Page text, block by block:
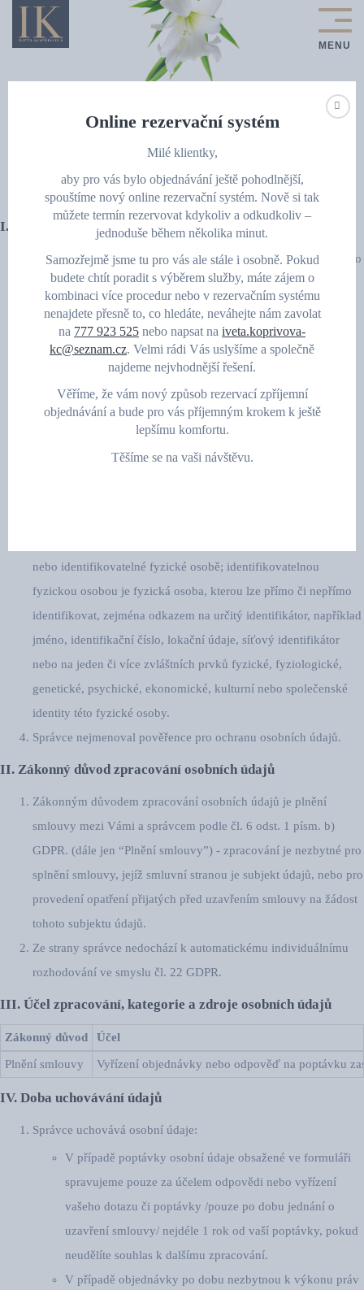
Podmínky ochrany osobních
údajů
I. Základní ustanovení
Správcem osobních údajů podle čl. 4 bod 7 nařízení Evropského
parlamentu a Rady (EU) 2016/679 o ochraně fyzických osob v
souvislosti se zpracováním osobních údajů a o volném pohybu
těchto údajů (dále jen: „GDPR”) je Make-up technologies s.r.o.,
Ostřešanská 75, Nemošice, 53003 Pardubice , IČ:04524314
Kontaktní údaje správce jsou:
adresa: Make-up technologies s.r.o., Ostřešanská 75,
Nemošice, 53003 Pardubice
nebo identifikovatelné fyzické osobě; identifikovatelnou
fyzickou osobou je fyzická osoba, kterou lze přímo či nepřímo
identifikovat, zejména odkazem na určitý identifikátor, například
jméno, identifikační číslo, lokační údaje, síťový identifikátor
nebo na jeden či více zvláštních prvků fyzické, fyziologické,
genetické, psychické, ekonomické, kulturní nebo společenské
identity této fyzické osoby.
Správce nejmenoval pověřence pro ochranu osobních údajů.
II. Zákonný důvod zpracování osobních údajů
Zákonným důvodem zpracování osobních údajů je plnění
smlouvy mezi Vámi a správcem podle čl. 6 odst. 1 písm. b)
GDPR. (dále jen “Plnění smlouvy”) - zpracování je nezbytné pro
splnění smlouvy, jejíž smluvní stranou je subjekt údajů, nebo pro
provedení opatření přijatých před uzavřením smlouvy na žádost
tohoto subjektu údajů.
Ze strany správce nedochází k automatickému individuálnímu
rozhodování ve smyslu čl. 22 GDPR.
III. Účel zpracování, kategorie a zdroje osobních údajů
Zákonný důvod Účel
Plnění smlouvy Vyřízení objednávky nebo odpověď na poptávku
IV. Doba uchovávání údajů
Správce uchovává osobní údaje:
V případě poptávky osobní údaje obsažené ve formuláři
spravujeme pouze za účelem odpovědi nebo vyřízení
vašeho dotazu či poptávky /pouze po dobu jednání o
uzavření smlouvy/ nejdéle 1 rok od vaší poptávky, pokud
neudělíte souhlas k dalšímu zpracování.
V případě objednávky po dobu nezbytnou k výkonu práv
Online rezervační systém
Milé klientky,
aby pro vás bylo objednávání ještě pohodlnější,
spouštíme nový online rezervační systém. Nově si tak
můžete termín rezervovat kdykoliv a odkudkoliv –
jednoduše během několika minut.
Samozřejmě jsme tu pro vás ale stále i osobně. Pokud
budete chtít poradit s výběrem služby, máte zájem o
kombinaci více procedur nebo v rezervačním systému
nenajdete přesně to, co hledáte, neváhejte nám zavolat
na 777 923 525 nebo napsat na iveta.koprivova-
kc@seznam.cz. Velmi rádi Vás uslyšíme a společně
najdeme nejvhodnější řešení.
Věříme, že vám nový způsob rezervací zpříjemní
objednávání a bude pro vás příjemným krokem k ještě
lepšímu komfortu.
Těšíme se na vaši návštěvu.